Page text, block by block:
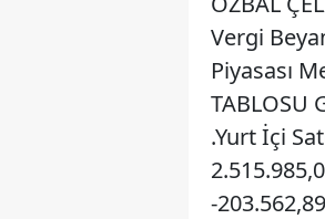
Vergi
Piyasası
TABLOSU
.Yurt İçi
-